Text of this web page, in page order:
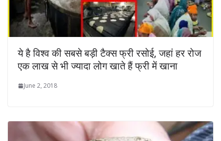
ये है विश्व की सबसे बड़ी टैक्स फ्री रसोई, जहां हर रोज
एक लाख से भी ज्यादा लोग खाते हैं फ्री में खाना
June 2, 2018